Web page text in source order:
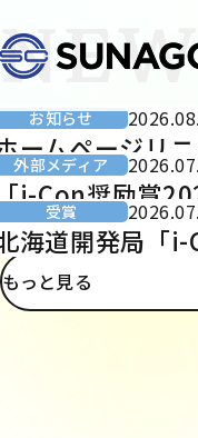
お知らせ
ームページリ
外部メディア
i-Con奨励賞
受賞
海道開発局「
もっと見る